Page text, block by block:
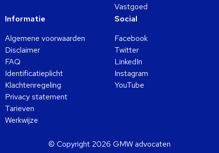
Vastgoed
Informatie
Algemene voorwaarden
Disclaimer
FAQ
Identificatieplicht
Klachtenregeling
Privacy statement
Tarieven
Werkwijze
Social
Facebook
Twitter
LinkedIn
Instagram
YouTube
© Copyright 2026 GMW advocaten